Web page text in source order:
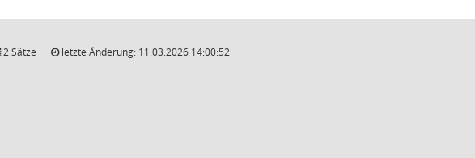
2 Sätze letzte Änderung: 11.03.2026 14:00:52